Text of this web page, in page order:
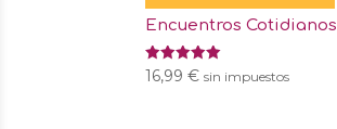
Encuentros Cotidianos
Valorado
con
16,99€ sin impuestos